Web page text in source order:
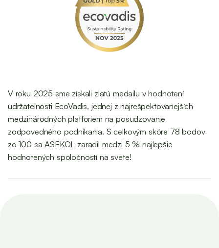
V roku 2025 sme získali zlatú medailu v hodnotení
udržateľnosti EcoVadis, jednej z najrešpektovanejších
medzinárodných platforiem na posudzovanie
zodpovedného podnikania. S celkovým skóre 78 bodov
zo 100 sa ASEKOL zaradil medzi 5 % najlepšie
hodnotených spoločností na svete!